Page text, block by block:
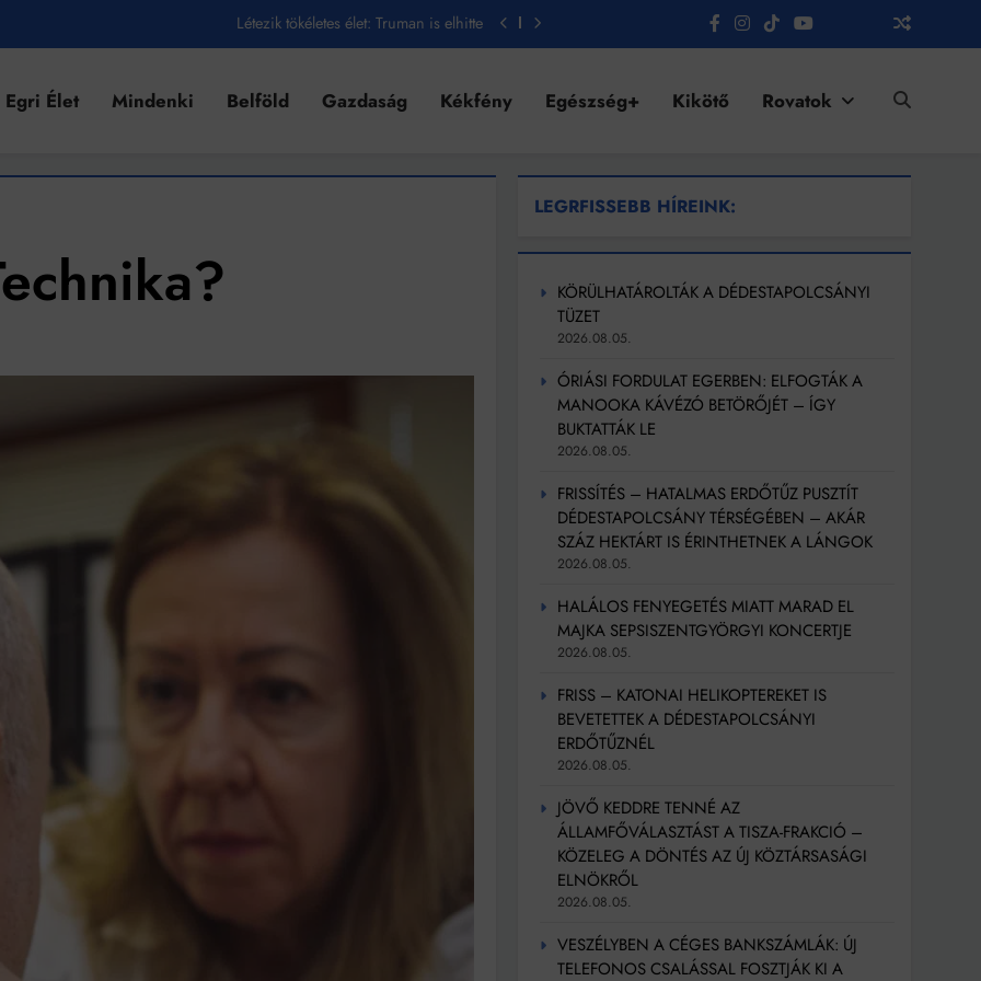
Létezik tökéletes élet: Truman is elhitte
Ki akarsz törni. De miből?
Mindenki a világot akarja uralni – de nem csak a 80-as években
Amikor a Tetris boldogabbá tesz, mint a szerelem
Mindenki a világot akarja uralni – de nem csak a 80-as években
lapostetők: a bevált technológia akkor működik, ha jól van felújítva
Egri Élet Mindenki Belföld Gazdaság Kékfény Egészség+ Kikötő Rovatok
LEGRFISSEBB HÍREINK:
KÖRÜLHATÁROLTÁK A DÉDESTAPOLCSÁNYI
TÜZET
2026.08.05.
ÓRIÁSI FORDULAT EGERBEN: ELFOGTÁK A
MANOOKA KÁVÉZÓ BETÖRŐJÉT – ÍGY
BUKTATTÁK LE
2026.08.05.
FRISSÍTÉS – HATALMAS ERDŐTŰZ PUSZTÍT
DÉDESTAPOLCSÁNY TÉRSÉGÉBEN – AKÁR
SZÁZ HEKTÁRT IS ÉRINTHETNEK A LÁNGOK
2026.08.05.
HALÁLOS FENYEGETÉS MIATT MARAD EL
MAJKA SEPSISZENTGYÖRGYI KONCERTJE
2026.08.05.
FRISS – KATONAI HELIKOPTEREKET IS
BEVETETTEK A DÉDESTAPOLCSÁNYI
ERDŐTŰZNÉL
2026.08.05.
JÖVŐ KEDDRE TENNÉ AZ
ÁLLAMFŐVÁLASZTÁST A TISZA-FRAKCIÓ –
KÖZELEG A DÖNTÉS AZ ÚJ KÖZTÁRSASÁGI
ELNÖKRŐL
2026.08.05.
VESZÉLYBEN A CÉGES BANKSZÁMLÁK: ÚJ
TELEFONOS CSALÁSSAL FOSZTJÁK KI A